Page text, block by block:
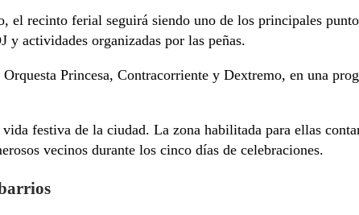
recinto ferial seguirá siendo uno de los principales
y actividades organizadas por las peñas.
Princesa, Contracorriente y Dextremo, en una
festiva de la ciudad. La zona habilitada para ellas
vecinos durante los cinco días de celebraciones.